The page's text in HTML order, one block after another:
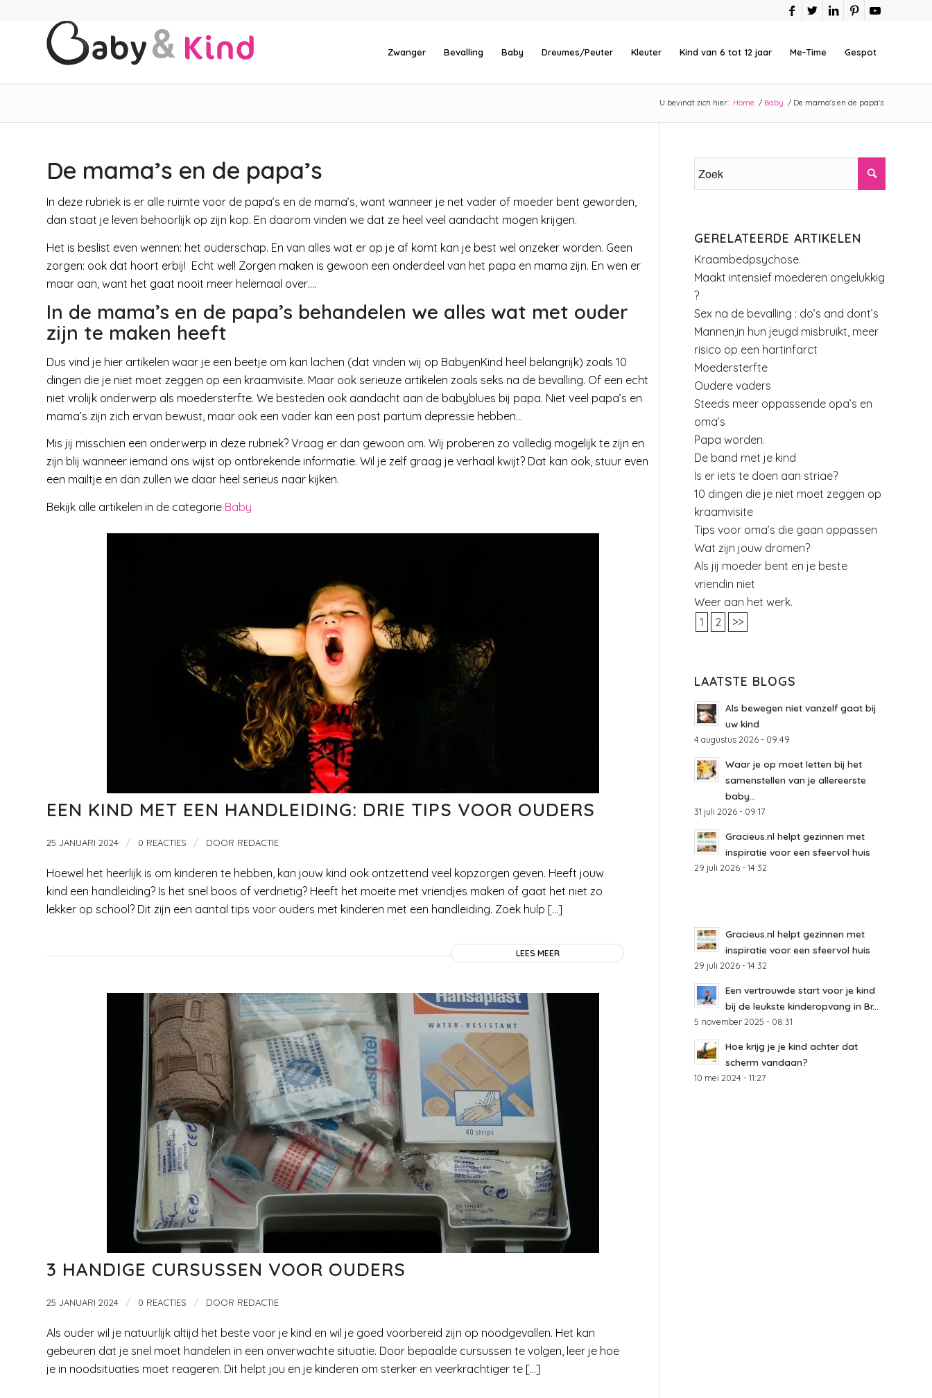
Zwanger Bevalling Baby Dreumes/Peuter Kleuter Kind van 6 tot 12 jaar Me-Time Gespot
U bevindt zich hier: Home / Baby / De mama's en de papa's
De mama’s en de papa’s
In deze rubriek is er alle ruimte voor de papa’s en de mama’s, want wanneer je net vader of moeder bent geworden,
dan staat je leven behoorlijk op zijn kop. En daarom vinden we dat ze heel veel aandacht mogen krijgen.
Het is beslist even wennen: het ouderschap. En van alles wat er op je af komt kan je best wel onzeker worden. Geen
zorgen: ook dat hoort erbij! Echt wel! Zorgen maken is gewoon een onderdeel van het papa en mama zijn. En wen er
maar aan, want het gaat nooit meer helemaal over….
In de mama’s en de papa’s behandelen we alles wat met ouder
zijn te maken heeft
Dus vind je hier artikelen waar je een beetje om kan lachen (dat vinden wij op BabyenKind heel belangrijk) zoals 10
dingen die je niet moet zeggen op een kraamvisite. Maar ook serieuze artikelen zoals seks na de bevalling. Of een echt
niet vrolijk onderwerp als moedersterfte. We besteden ook aandacht aan de babyblues bij papa. Niet veel papa’s en
mama’s zijn zich ervan bewust, maar ook een vader kan een post partum depressie hebben…
Mis jij misschien een onderwerp in deze rubriek? Vraag er dan gewoon om. Wij proberen zo volledig mogelijk te zijn en
zijn blij wanneer iemand ons wijst op ontbrekende informatie. Wil je zelf graag je verhaal kwijt? Dat kan ook, stuur even
een mailtje en dan zullen we daar heel serieus naar kijken.
Bekijk alle artikelen in de categorie Baby
EEN KIND MET EEN HANDLEIDING: DRIE TIPS VOOR OUDERS
25 JANUARI 2024 / 0 REACTIES / DOOR REDACTIE
Hoewel het heerlijk is om kinderen te hebben, kan jouw kind ook ontzettend veel kopzorgen geven. Heeft jouw
kind een handleiding? Is het snel boos of verdrietig? Heeft het moeite met vriendjes maken of gaat het niet zo
lekker op school? Dit zijn een aantal tips voor ouders met kinderen met een handleiding. Zoek hulp […]
LEES MEER
3 HANDIGE CURSUSSEN VOOR OUDERS
25 JANUARI 2024 / 0 REACTIES / DOOR REDACTIE
Als ouder wil je natuurlijk altijd het beste voor je kind en wil je goed voorbereid zijn op noodgevallen. Het kan
gebeuren dat je snel moet handelen in een onverwachte situatie. Door bepaalde cursussen te volgen, leer je hoe
je in noodsituaties moet reageren. Dit helpt jou en je kinderen om sterker en veerkrachtiger te […]
GERELATEERDE ARTIKELEN
Kraambedpsychose.
Maakt intensief moederen ongelukkig
?
Sex na de bevalling : do’s and dont’s
Mannen,in hun jeugd misbruikt, meer
risico op een hartinfarct
Moedersterfte
Oudere vaders
Steeds meer oppassende opa’s en
oma’s
Papa worden.
De band met je kind
Is er iets te doen aan striae?
10 dingen die je niet moet zeggen op
kraamvisite
Tips voor oma’s die gaan oppassen
Wat zijn jouw dromen?
Als jij moeder bent en je beste
vriendin niet
Weer aan het werk.
1
2 >>
LAATSTE BLOGS
Als bewegen niet vanzelf gaat bij
uw kind
4 augustus 2026 - 09:49
Waar je op moet letten bij het
samenstellen van je allereerste
baby...
31 juli 2026 - 09:17
Gracieus.nl helpt gezinnen met
inspiratie voor een sfeervol huis
29 juli 2026 - 14:32
Gracieus.nl helpt gezinnen met
inspiratie voor een sfeervol huis
29 juli 2026 - 14:32
Een vertrouwde start voor je kind
bij de leukste kinderopvang in Br...
5 november 2025 - 08:31
Hoe krijg je je kind achter dat
scherm vandaan?
10 mei 2024 - 11:27